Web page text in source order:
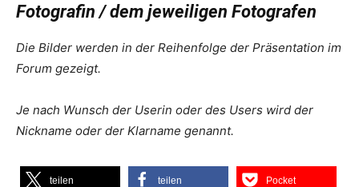
Fotografin / dem jeweiligen Fotografen
Die Bilder werden in der Reihenfolge der Präsentation im
Forum gezeigt.
Je nach Wunsch der Userin oder des Users wird der
Nickname oder der Klarname genannt.
teilen teilen Pocket